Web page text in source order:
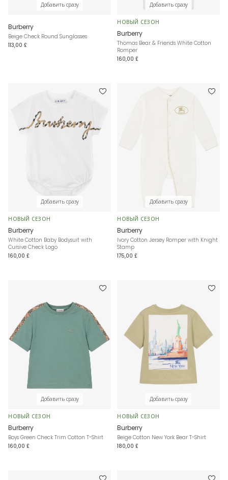
Добавить сразу
Burberry
Beige Check Round Sunglasses
113,00 £
Добавить сразу
НОВЫЙ СЕЗОН
Burberry
Thomas Bear & Friends White Cotton
Romper
160,00 £
Добавить сразу
НОВЫЙ СЕЗОН
Burberry
White Cotton Baby Bodysuit with
Cursive Check Logo
160,00 £
Добавить сразу
НОВЫЙ СЕЗОН
Burberry
Ivory Cotton Jersey Romper with Knight
Stamp
175,00 £
Добавить сразу
НОВЫЙ СЕЗОН
Burberry
Boys Green Check Trim Cotton T-Shirt
160,00 £
Добавить сразу
НОВЫЙ СЕЗОН
Burberry
Beige Cotton New York Bear T-Shirt
180,00 £